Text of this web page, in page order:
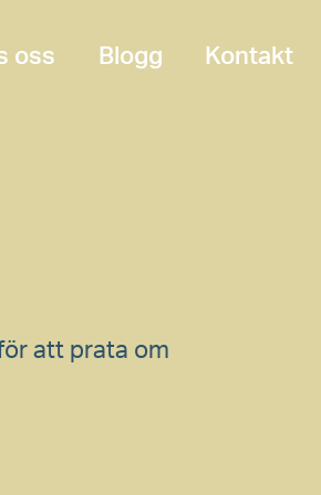
oss Blogg Kontakt
att prata om